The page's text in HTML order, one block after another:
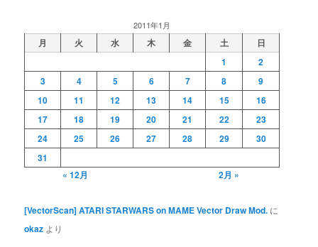
2011年1月
月 火 水 木 金 土
日
1
2
3
4 5 6 7 8
9
10
11 12 13 14 15
16
17
18 19 20 21 22
23
24
25 26 27 28 29
30
31
« 12月
2月 »
[VectorScan] ATARI STARWARS on MAME Vector Draw Mod. に
okaz より